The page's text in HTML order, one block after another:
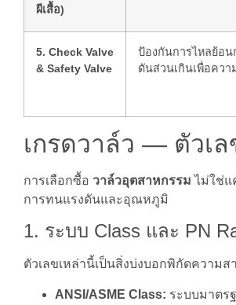
ผีเสื้อ)
5. Check Valve
& Safety Valve
ป้องกันการไหลย้อน
ดันส่วนเกินเพื่อควา
เกรดวาล์ว — ตัวเ
การเลือกซื้อ วาล์วอุตสาหกรรม ไม่ใช่แ
การทนแรงดันและอุณหภูมิ
1. ระบบ Class และ PN
ตัวเลขเหล่านี้เป็นสิ่งบ่งบอกพิกัดความ
ANSI/ASME Class: ระบบมาตร